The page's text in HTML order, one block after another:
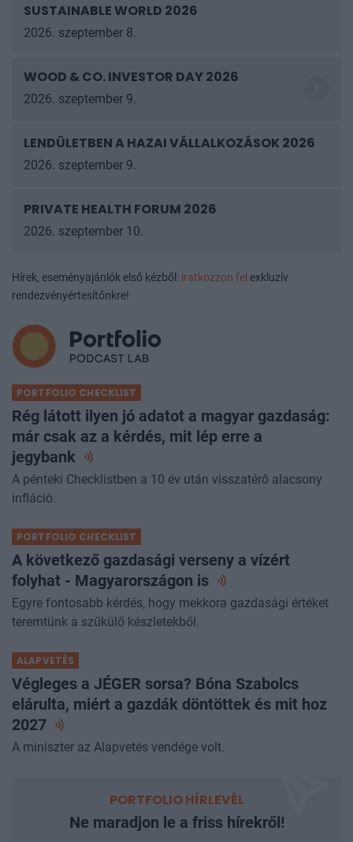
SUSTAINABLE WORLD 2026
2026. szeptember 8.
WOOD & CO. INVESTOR DAY 2026
2026. szeptember 9.
LENDÜLETBEN A HAZAI VÁLLALKOZÁSOK 2026
2026. szeptember 9.
PRIVATE HEALTH FORUM 2026
2026. szeptember 10.
Hírek, eseményajánlók első kézből: iratkozzon fel exkluzív
rendezvényértesítőnkre!
PORTFOLIO CHECKLIST
Rég látott ilyen jó adatot a magyar gazdaság:
már csak az a kérdés, mit lép erre a
jegybank
A pénteki Checklistben a 10 év után visszatérő alacsony
infláció.
PORTFOLIO CHECKLIST
A következő gazdasági verseny a vízért
folyhat - Magyarországon is
Egyre fontosabb kérdés, hogy mekkora gazdasági értéket
teremtünk a szűkülő készletekből.
ALAPVETÉS
Végleges a JÉGER sorsa? Bóna Szabolcs
elárulta, miért a gazdák döntöttek és mit hoz
2027
A miniszter az Alapvetés vendége volt.
PORTFOLIO HÍRLEVÉL
Ne maradjon le a friss hírekről!